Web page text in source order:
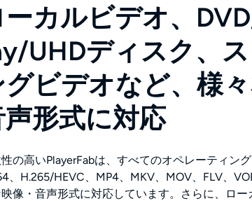
ーカルビデオ、
UHDディスク、
グビデオなど、様々
形式に対応
の高いPlayerFabは、すべてのオペレーティング
、H.265/HEVC、MP4、MKV、MOV、FLV、
映像・音声形式に対応しています。さらに、ロ